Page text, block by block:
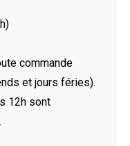
commande
et jours féries).
12h sont